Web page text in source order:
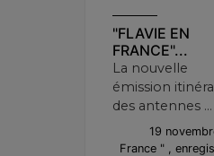
"FLAVIE EN
FRANCE"...
La nouvelle
émission
des antennes ...
19
France " ,